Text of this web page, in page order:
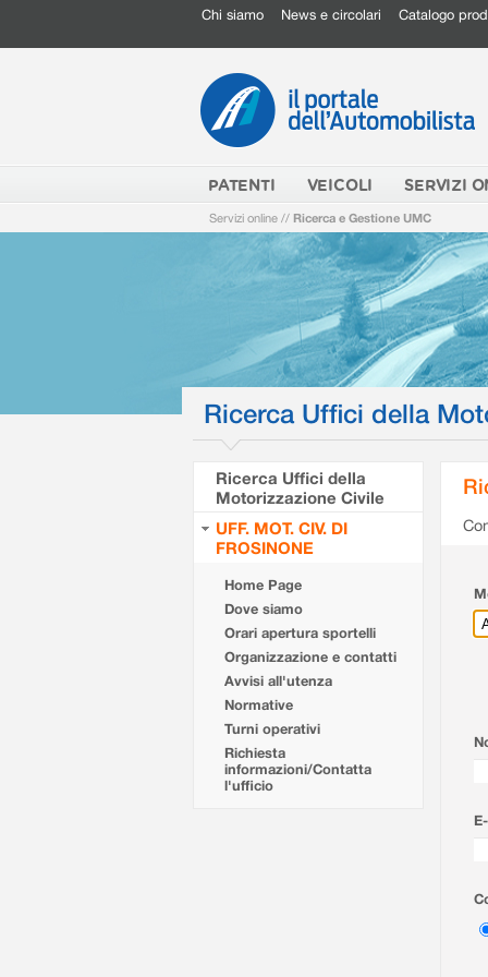
Chi siamo News e circolari Catalogo
PATENTI VEICOLI SERVIZI
Servizi online // Ricerca e Gestione UMC
Ricerca Uffici della
Ricerca Uffici della
Motorizzazione Civile
UFF. MOT. CIV. DI
FROSINONE
Home Page
Dove siamo
Orari apertura sportelli
Organizzazione e contatti
Avvisi all'utenza
Normative
Turni operativi
Richiesta
informazioni/Contatta
l'ufficio